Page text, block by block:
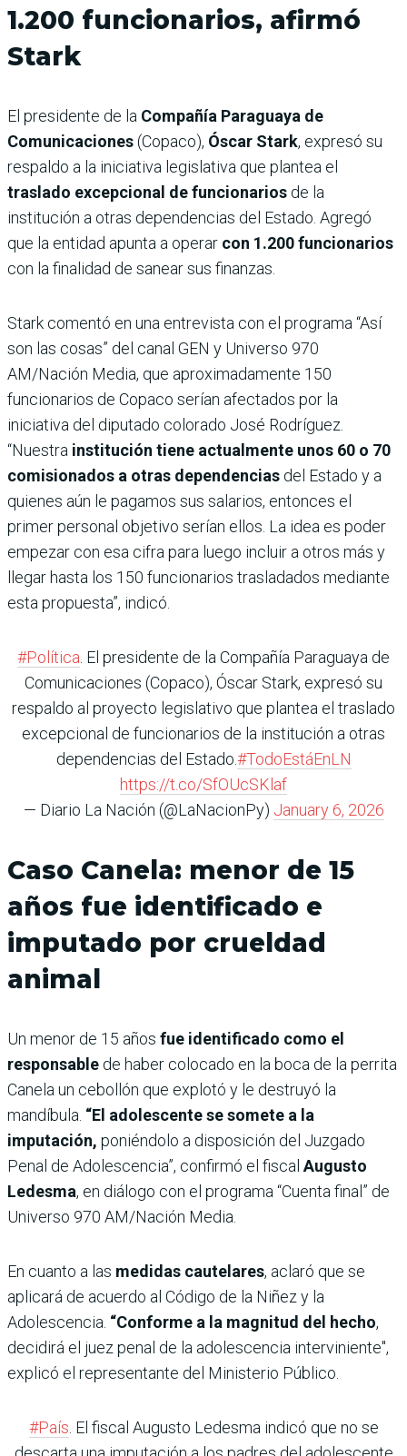
1.200 funcionarios, afirmó
Stark
El presidente de la Compañía Paraguaya de
Comunicaciones(Copaco), Óscar Stark, expresó su
respaldo a la iniciativa legislativa que plantea el
traslado excepcional de funcionarios de la
institución a otras dependencias del Estado. Agregó
que la entidad apunta a operar con 1.200 funcionarios
con la finalidad de sanear sus finanzas.
Stark comentó en una entrevista con el programa “Así
son las cosas” del canal GEN y Universo 970
AM/Nación Media, que aproximadamente 150
funcionarios de Copaco serían afectados por la
iniciativa del diputado colorado José Rodríguez.
“Nuestra institución tiene actualmente unos 60 o 70
comisionados a otras dependencias del Estado y a
quienes aún le pagamos sus salarios, entonces el
primer personal objetivo serían ellos. La idea es poder
empezar con esa cifra para luego incluir a otros más y
llegar hasta los 150 funcionarios trasladados mediante
esta propuesta”, indicó.
#Política . El presidente de la Compañía Paraguaya de
Comunicaciones (Copaco), Óscar Stark, expresó su
respaldo al proyecto legislativo que plantea el traslado
excepcional de funcionarios de la institución a otras
dependencias del Estado.#TodoEstáEnLN
https://t.co/SfOUcSKlaf
— Diario La Nación (@LaNacionPy) January 6, 2026
Caso Canela: menor de 15
años fue identificado e
imputado por crueldad
animal
Un menor de 15 años fue identificado como el
responsable de haber colocado en la boca de la perrita
Canela un cebollón que explotó y le destruyó la
mandíbula. “El adolescente se somete a la
imputación, poniéndolo a disposición del Juzgado
Penal de Adolescencia”, confirmó el fiscal Augusto
Ledesma, en diálogo con el programa “Cuenta final” de
Universo 970 AM/Nación Media.
En cuanto a las medidas cautelares, aclaró que se
aplicará de acuerdo al Código de la Niñez y la
Adolescencia. “Conforme a la magnitud del hecho,
decidirá el juez penal de la adolescencia interviniente",
explicó el representante del Ministerio Público.
#País . El fiscal Augusto Ledesma indicó que no se